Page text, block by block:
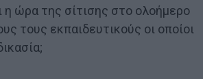
η ώρα της σίτισης στο ολοήμερο
τους εκπαιδευτικούς οι οποίοι